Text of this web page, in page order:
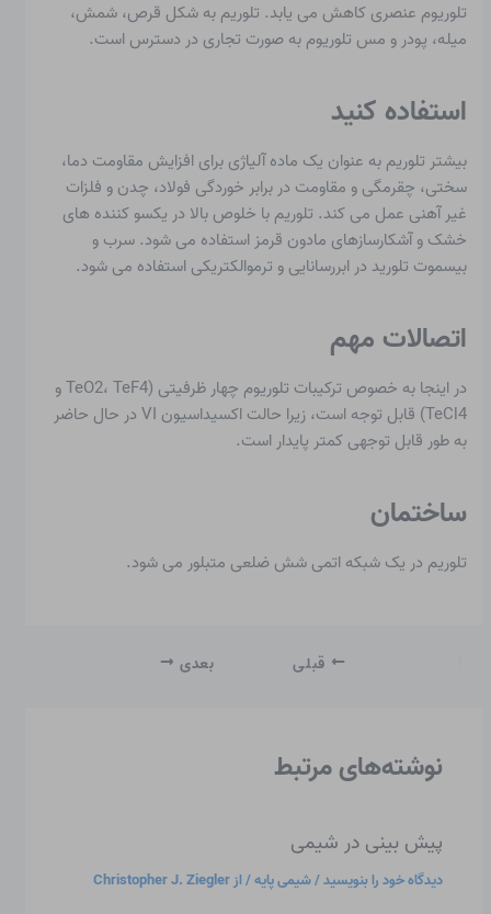
تلوریوم عنصری کاهش می یابد. تلوریم به شکل قرص، شمش،
میله، پودر و مس تلوریوم به صورت تجاری در دسترس است.
استفاده کنید
بیشتر تلوریم به عنوان یک ماده آلیاژی برای افزایش مقاومت دما،
سختی، چقرمگی و مقاومت در برابر خوردگی فولاد، چدن و ​​فلزات
غیر آهنی عمل می کند. تلوریم با خلوص بالا در یکسو کننده های
خشک و آشکارسازهای مادون قرمز استفاده می شود. سرب و
بیسموت تلورید در ابررسانایی و ترموالکتریکی استفاده می شود.
اتصالات مهم
در اینجا به خصوص ترکیبات تلوریوم چهار ظرفیتی (TeO2، TeF4 و
TeCl4) قابل توجه است، زیرا حالت اکسیداسیون VI در حال حاضر
به طور قابل توجهی کمتر پایدار است.
ساختمان
تلوریم در یک شبکه اتمی شش ضلعی متبلور می شود.
قبلی بعدی
نوشته‌های مرتبط
پیش بینی در شیمی
دیدگاه‌ خود را بنویسید/شیمی پایه/ ازChristopher J. Ziegler